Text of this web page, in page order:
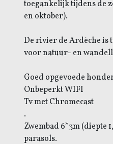
toegankelijk tijdens de
en oktober).
De rivier de Ardèche is
voor natuur- en
Goed opgevoede
Onbeperkt WIFI
Tv met Chromecast
.
Zwembad 6*3m (diepte
parasols.